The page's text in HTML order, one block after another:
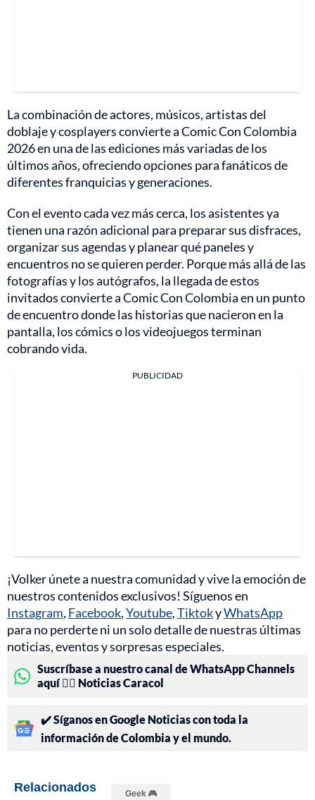
La combinación de actores, músicos, artistas del
doblaje y cosplayers convierte a Comic Con Colombia
2026 en una de las ediciones más variadas de los
últimos años, ofreciendo opciones para fanáticos de
diferentes franquicias y generaciones.
Con el evento cada vez más cerca, los asistentes ya
tienen una razón adicional para preparar sus disfraces,
organizar sus agendas y planear qué paneles y
encuentros no se quieren perder. Porque más allá de las
fotografías y los autógrafos, la llegada de estos
invitados convierte a Comic Con Colombia en un punto
de encuentro donde las historias que nacieron en la
pantalla, los cómics o los videojuegos terminan
cobrando vida.
PUBLICIDAD
¡Volker únete a nuestra comunidad y vive la emoción de
nuestros contenidos exclusivos! Síguenos en
Instagram, Facebook,Youtube,TiktokyWhatsApp
para no perderte ni un solo detalle de nuestras últimas
noticias, eventos y sorpresas especiales.
Suscríbase a nuestro canal de WhatsApp Channels
aquí 👉🏻 Noticias Caracol
✔️ Síganos en Google Noticias con toda la
información de Colombia y el mundo.
Relacionados Geek 🎮